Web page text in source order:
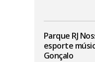
Parque RJ
esporte
Gonçalo